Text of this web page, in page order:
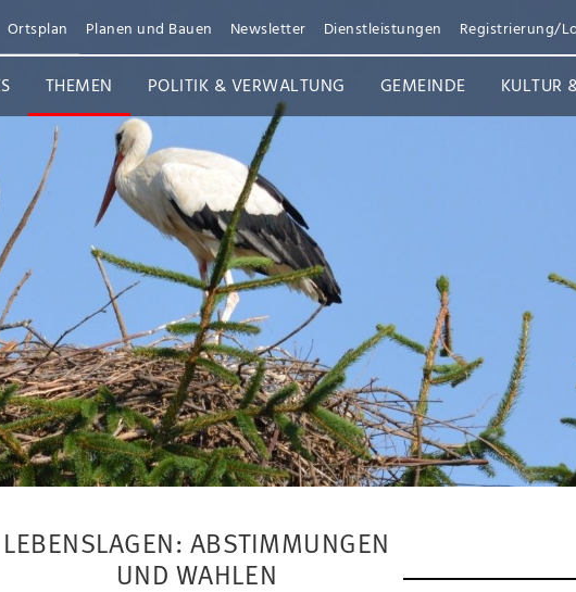
Ortsplan Planen und Bauen Newsletter Dienstleistungen Registrierung/
THEMEN POLITIK & VERWALTUNG GEMEINDE KULTUR
LEBENSLAGEN: ABSTIMMUNGEN
UND WAHLEN